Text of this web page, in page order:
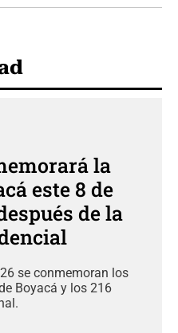
la
este 8 de
de la
se conmemoran los
Boyacá y los 216